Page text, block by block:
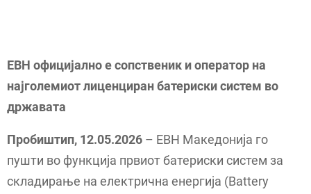
ЕВН официјално е сопственик и оператор на
најголемиот лиценциран батериски систем во
државата
Пробиштип, 12.05.2026 – ЕВН Македонија го
пушти во функција првиот батериски систем за
складирање на електрична енергија (Battery